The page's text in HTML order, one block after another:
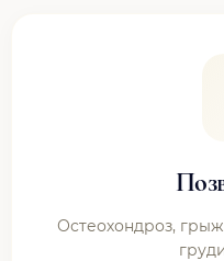
Остеохондроз,